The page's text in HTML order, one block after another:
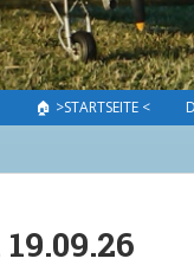
🏠 >STARTSEITE <